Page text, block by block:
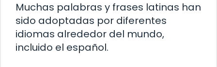
Muchas palabras y frases latinas han
sido adoptadas por diferentes
idiomas alrededor del mundo,
incluido el español.